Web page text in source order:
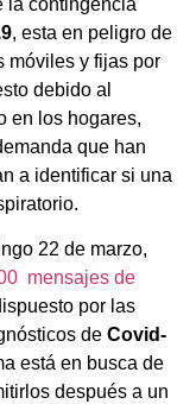
la contingencia
, esta en peligro de
móviles y fijas por
debido al
en los hogares,
que han
a identificar si una
22 de marzo,
mensajes de
por las
de Covid-
está en busca de
después a un